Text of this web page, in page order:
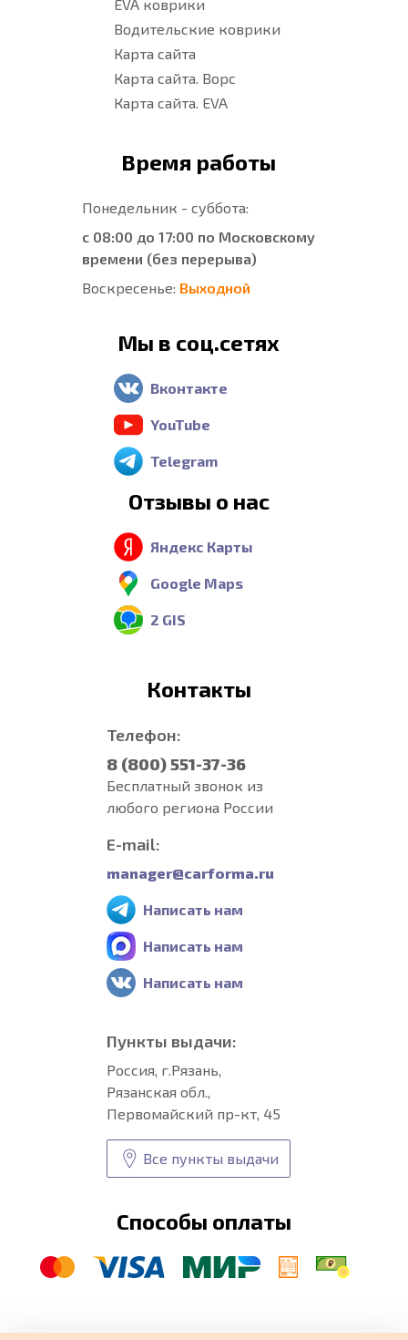
EVA коврики
Водительские коврики
Карта сайта
Карта сайта. Ворс
Карта сайта. EVA
Время работы
Понедельник - суббота:
с 08:00 до 17:00 по Московскому
времени (без перерыва)
Воскресенье: Выходной
Мы в соц.сетях
Вконтакте
YouTube
Telegram
Отзывы о нас
Яндекс Карты
Google Maps
2 GIS
Контакты
Телефон:
8 (800) 551-37-36
Бесплатный звонок из
любого региона России
E-mail:
manager@carforma.ru
Написать нам
Написать нам
Написать нам
Пункты выдачи:
Россия, г.Рязань,
Рязанская обл.,
Первомайский пр-кт, 45
Все пункты выдачи
Способы оплаты